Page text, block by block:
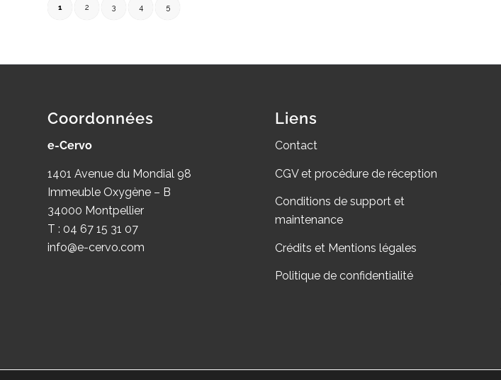
1 2 3 4 5
Coordonnées
e-Cervo
1401 Avenue du Mondial 98
Immeuble Oxygène – B
34000 Montpellier
T : 04 67 15 31 07
info@e-cervo.com
Liens
Contact
CGV et procédure de réception
Conditions de support et
maintenance
Crédits et Mentions légales
Politique de confidentialité